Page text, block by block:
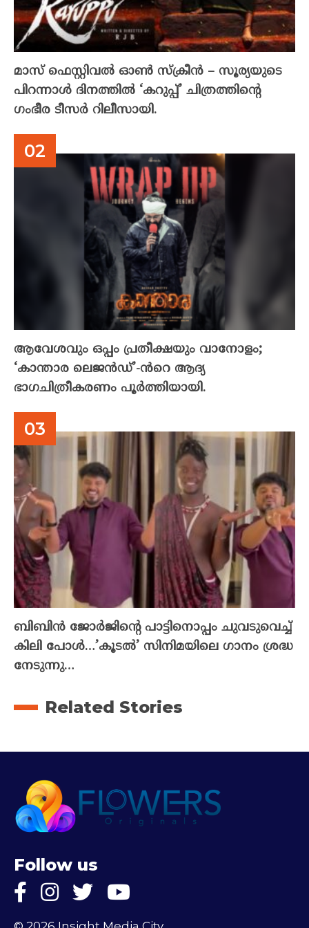
മാസ് ഫെസ്റ്റിവൽ ഓൺ സ്‌ക്രീൻ – സൂര്യയുടെ
പിറന്നാൾ ദിനത്തിൽ ‘കറുപ്പ്’ ചിത്രത്തിന്റെ
ഗംഭീര ടീസർ റിലീസായി.
ആവേശവും ഒപ്പം പ്രതീക്ഷയും വാനോളം;
‘കാന്താര ലെജൻഡ്’-ൻറെ ആദ്യ
ഭാഗചിത്രീകരണം പൂർത്തിയായി.
ബിബിൻ ജോർജിന്റെ പാട്ടിനൊപ്പം ചുവടുവെച്ച്
കിലി പോൾ…’കൂടൽ’ സിനിമയിലെ ഗാനം ശ്രദ്ധ
നേടുന്നു…
Related Stories
Follow us